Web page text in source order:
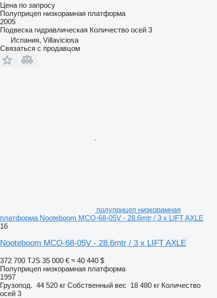
Цена по запросу
Полуприцеп низкорамная платформа
2005
Подвеска гидравлическая Количество осей 3
Испания, Villaviciosa
Связаться с продавцом
полуприцеп низкорамная
платформа Nooteboom MCO-68-05V - 28.6mtr / 3 x LIFT AXLE
16
Nooteboom MCO-68-05V - 28.6mtr / 3 x LIFT AXLE
372 700 TJS 35 000 € ≈ 40 440 $
Полуприцеп низкорамная платформа
1997
Грузопод. 44 520 кг Собственный вес 18 480 кг Количество
осей 3